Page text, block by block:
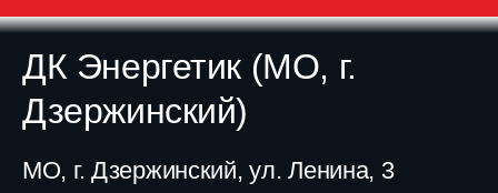
ДК Энергетик (МО, г.
Дзержинский)
МО, г. Дзержинский, ул. Ленина, 3